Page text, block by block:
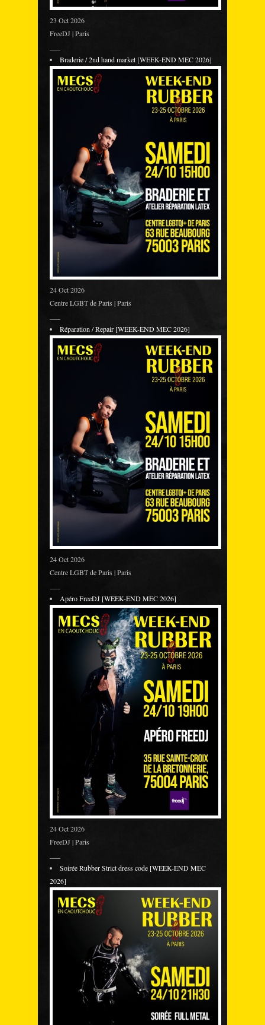
23 Oct 2026
FreeDJ | Paris
Braderie / 2nd hand market [WEEK-END MEC 2026]
24 Oct 2026
Centre LGBT de Paris | Paris
Réparation / Repair [WEEK-END MEC 2026]
24 Oct 2026
Centre LGBT de Paris | Paris
Apéro FreeDJ [WEEK-END MEC 2026]
24 Oct 2026
FreeDJ | Paris
Soirée Rubber Strict dress code [WEEK-END MEC
2026]